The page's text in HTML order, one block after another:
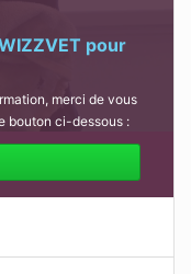
pour
merci de vous
bouton ci-dessous :